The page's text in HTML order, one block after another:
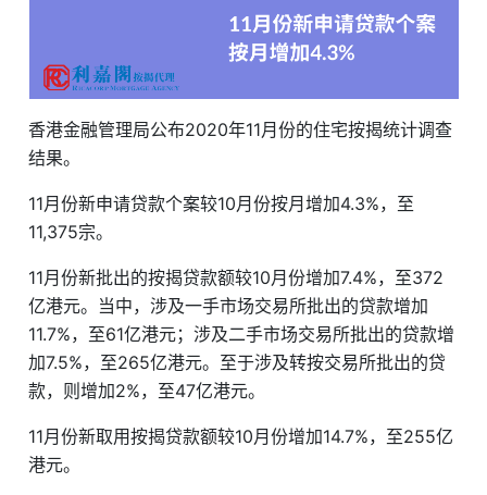
香港金融管理局公布2020年11月份的住宅按揭统计调查
结果。
11月份新申请贷款个案较10月份按月增加4.3%，至
11,375宗。
11月份新批出的按揭贷款额较10月份增加7.4%，至372
亿港元。当中，涉及一手市场交易所批出的贷款增加
11.7%，至61亿港元；涉及二手市场交易所批出的贷款增
加7.5%，至265亿港元。至于涉及转按交易所批出的贷
款，则增加2%，至47亿港元。
11月份新取用按揭贷款额较10月份增加14.7%，至255亿
港元。